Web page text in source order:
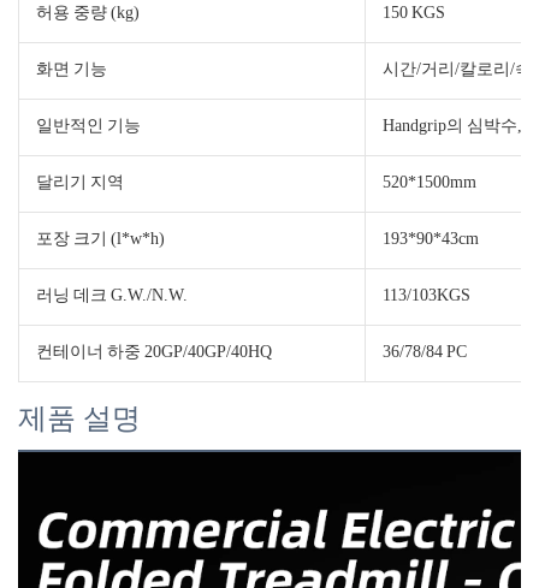
허용 중량 (kg) 150 KGS
화면 기능 시간/거리/칼로리/속
일반적인 기능 Handgrip의 심박수,
달리기 지역 520*1500mm
포장 크기 (l*w*h) 193*90*43cm
러닝 데크 G.W./N.W. 113/103KGS
컨테이너 하중 20GP/40GP/40HQ 36/78/84 PC
제품 설명